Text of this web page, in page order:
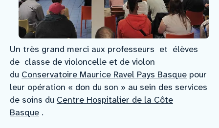
Un très grand merci aux professeurs et élèves
de classe de violoncelle et de violon
du Conservatoire Maurice Ravel Pays Basque pour
leur opération « don du son » au sein des services
de soins du Centre Hospitalier de la Côte
Basque .